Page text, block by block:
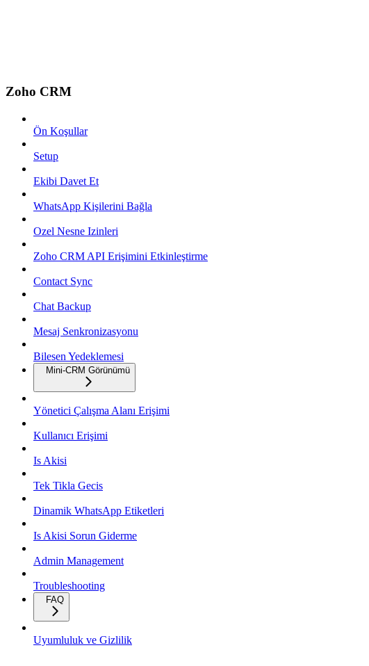
Zoho CRM
Ön Koşullar
Setup
Ekibi Davet Et
WhatsApp Kişilerini Bağla
Ozel Nesne Izinleri
Zoho CRM API Erişimini Etkinleştirme
Contact Sync
Chat Backup
Mesaj Senkronizasyonu
Bilesen Yedeklemesi
Mini-CRM Görünümü
Yönetici Çalışma Alanı Erişimi
Kullanıcı Erişimi
Is Akisi
Tek Tikla Gecis
Dinamik WhatsApp Etiketleri
Is Akisi Sorun Giderme
Admin Management
Troubleshooting
FAQ
Uyumluluk ve Gizlilik